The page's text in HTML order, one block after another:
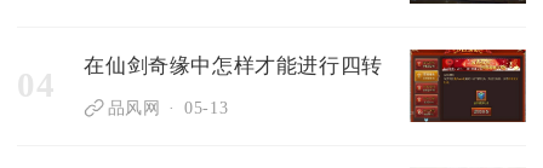
04 在仙剑奇缘中怎样才能进行四转
品风网 05-13